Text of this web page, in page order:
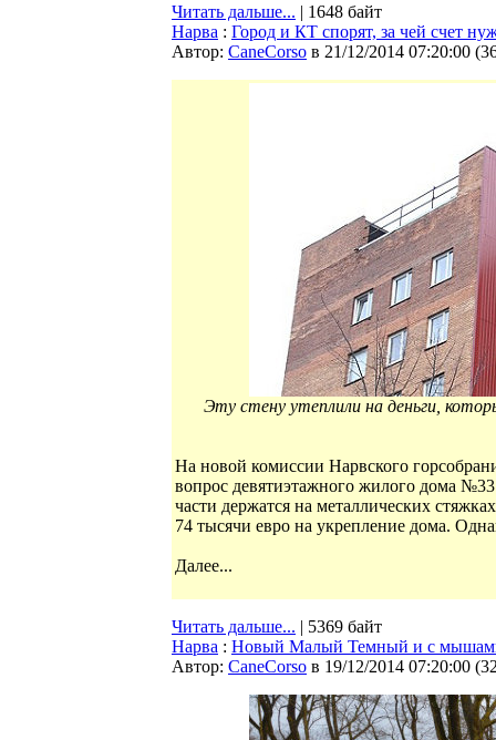
Читать дальше... | 1648 байт
Нарва : Город и КТ спорят, за чей счет
Автор: CaneCorso в 21/12/2014 07:20:00 (
Эту стену утеплили на деньги,
На новой комиссии Нарвского
вопрос девятиэтажного жилого дома
части держатся на металлических
74 тысячи евро на укрепление дома.
Далее...
Читать дальше... | 5369 байт
Нарва : Новый Малый Темный и с
Автор: CaneCorso в 19/12/2014 07:20:00 (